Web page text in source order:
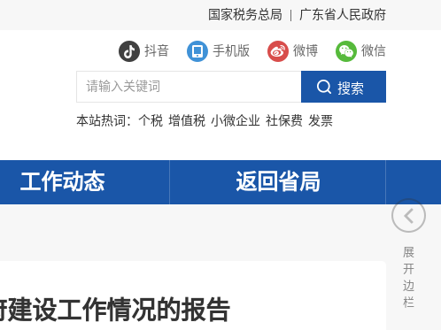
国家税务总局 广东省人民政府
抖音 手机版 微博 微信
本站热词： 个税 增值税 小微企业 社保费 发票
工作动态 返回省局
设工作情况的报告
展
开
边
栏